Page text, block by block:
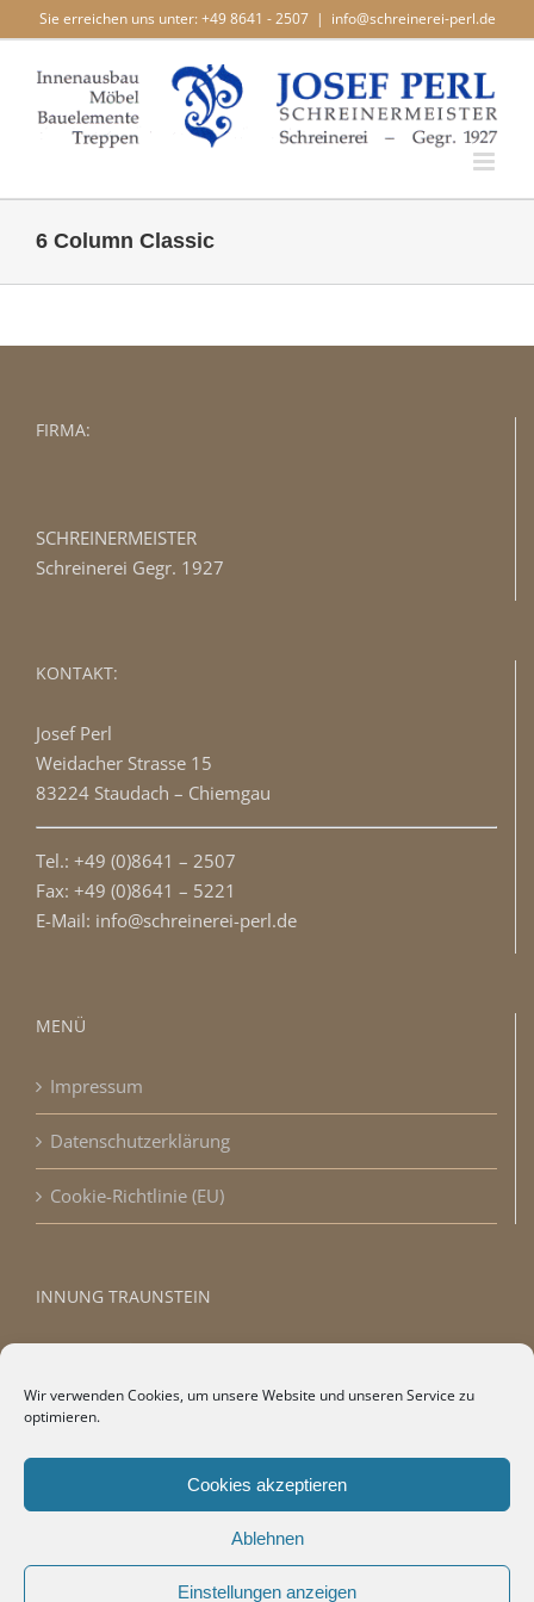
Wir verwenden Cookies, um unsere Website und unseren Service zu
optimieren.
Cookies akzeptieren
Ablehnen
Einstellungen anzeigen
Inhalt
springen
Sie erreichen uns unter: +49 8641 - 2507 | info@schreinerei-perl.de
6 Column Classic
FIRMA:
SCHREINERMEISTER
Schreinerei Gegr. 1927
KONTAKT:
Josef Perl
Weidacher Strasse 15
83224 Staudach – Chiemgau
Tel.: +49 (0)8641 – 2507
Fax: +49 (0)8641 – 5221
E-Mail: info@schreinerei-perl.de
MENÜ
Impressum
Datenschutzerklärung
Cookie-Richtlinie (EU)
INNUNG TRAUNSTEIN